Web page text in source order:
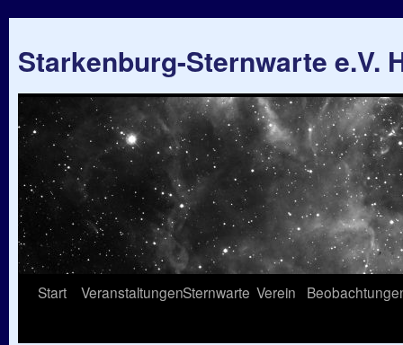
Starkenburg-Sternwarte e.V.
Springe
Start VeranstaltungenSternwarte Verein